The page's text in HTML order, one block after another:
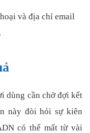
và địa chỉ email
dùng cần chờ đợi kết
này đòi hỏi sự kiên
có thể mất từ vài